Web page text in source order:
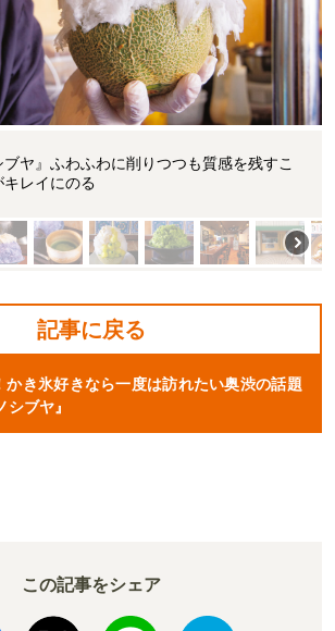
ヤ』ふわふわに削りつつも質感を残すこ
レイにのる
記事に戻る
かき氷好きなら一度は訪れたい奥渋の話題
ブヤ』
この記事をシェア